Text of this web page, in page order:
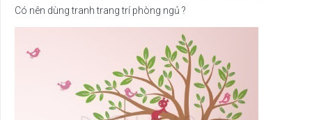
Có nên dùng tranh trang trí phòng ngủ ?